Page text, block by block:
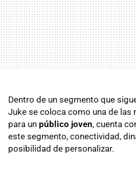
Dentro de un segmento que
Juke se coloca como una de las
para un público joven, cuenta
este segmento, conectividad,
posibilidad de personalizar.